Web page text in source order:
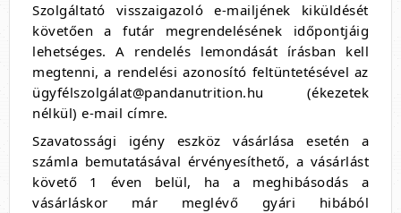
Szolgáltató visszaigazoló e-mailjének kiküldését
követően a futár megrendelésének időpontjáig
lehetséges. A rendelés lemondását írásban kell
megtenni, a rendelési azonosító feltüntetésével az
ügyfélszolgálat@pandanutrition.hu (ékezetek
nélkül) e-mail címre.
Szavatossági igény eszköz vásárlása esetén a
számla bemutatásával érvényesíthető, a vásárlást
követő 1 éven belül, ha a meghibásodás a
vásárláskor már meglévő gyári hibából